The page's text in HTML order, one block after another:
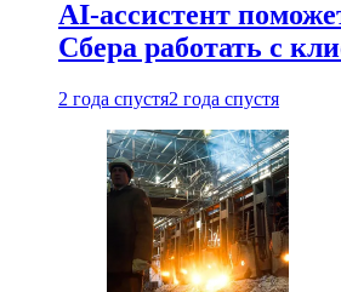
AI-ассистент
Сбера работать с
2 года спустя2 года спустя